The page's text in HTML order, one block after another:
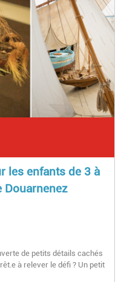
les enfants de 3 à
Douarnenez
de petits détails cachés
à relever le défi ? Un petit